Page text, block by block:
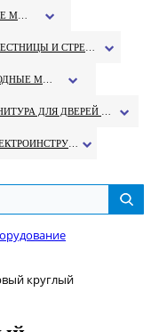
круглый